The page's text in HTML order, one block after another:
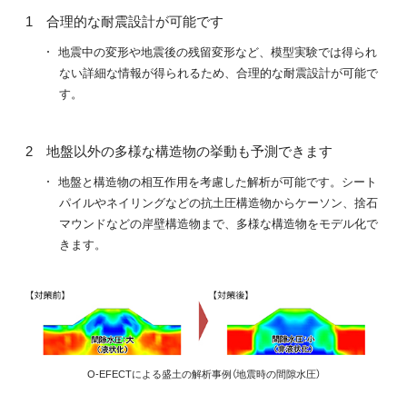
合理的な耐震設計が可能です
地震中の変形や地震後の残留変形など、模型実験では得られ
ない詳細な情報が得られるため、合理的な耐震設計が可能で
す。
地盤以外の多様な構造物の挙動も予測できます
地盤と構造物の相互作用を考慮した解析が可能です。シート
パイルやネイリングなどの抗土圧構造物からケーソン、捨石
マウンドなどの岸壁構造物まで、多様な構造物をモデル化で
きます。
O-EFECTによる盛土の解析事例（地震時の間隙水圧）